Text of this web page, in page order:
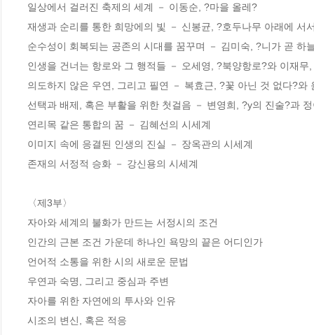
일상에서 걸러진 축제의 세계 － 이동순, ?마을 올레?
재생과 순리를 통한 희망에의 빛 － 신봉균, ?호두나무 아래에 서
순수성이 회복되는 공존의 시대를 꿈꾸며 － 김미숙, ?니가 곧 하
인생을 건너는 항로와 그 행적들 － 오세영, ?북양항로?와 이재무
의도하지 않은 우연, 그리고 필연 － 복효근, ?꽃 아닌 것 없다?와
선택과 배제, 혹은 부활을 위한 첫걸음 － 변영희, ?y의 진술?과
연리목 같은 통합의 꿈 － 김혜선의 시세계
이미지 속에 응결된 인생의 진실 － 장옥관의 시세계
존재의 서정적 승화 － 강신용의 시세계
〈제3부〉
자아와 세계의 불화가 만드는 서정시의 조건
인간의 근본 조건 가운데 하나인 욕망의 끝은 어디인가
언어적 소통을 위한 시의 새로운 문법
우연과 숙명, 그리고 중심과 주변
자아를 위한 자연에의 투사와 인유
시조의 변신, 혹은 적응